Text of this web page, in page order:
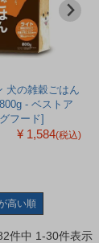
犬の雑穀ごはん
- ベストア
フード]
¥ 1,584(税込)
高い順
件中 1-30件表示